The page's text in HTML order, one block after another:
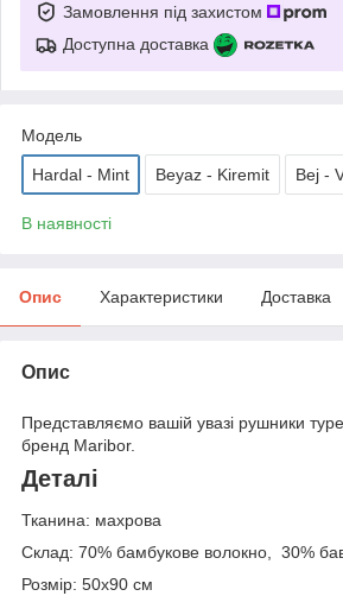
Замовлення під захистом
Доступна доставка
Модель
Hardal - Mint Beyaz - Kiremit Bej -
В наявності
Опис Характеристики Доставка
Опис
Представляємо вашій увазі рушники
бренд Maribor.
Деталі
Тканина: махрова
Склад: 70% бамбукове волокно, 30%
Розмір: 50х90 см